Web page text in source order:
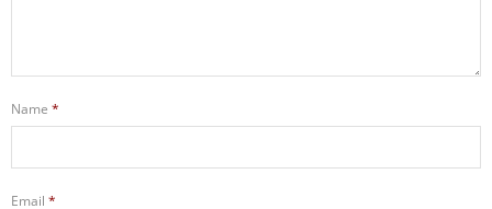
Name *
Email *